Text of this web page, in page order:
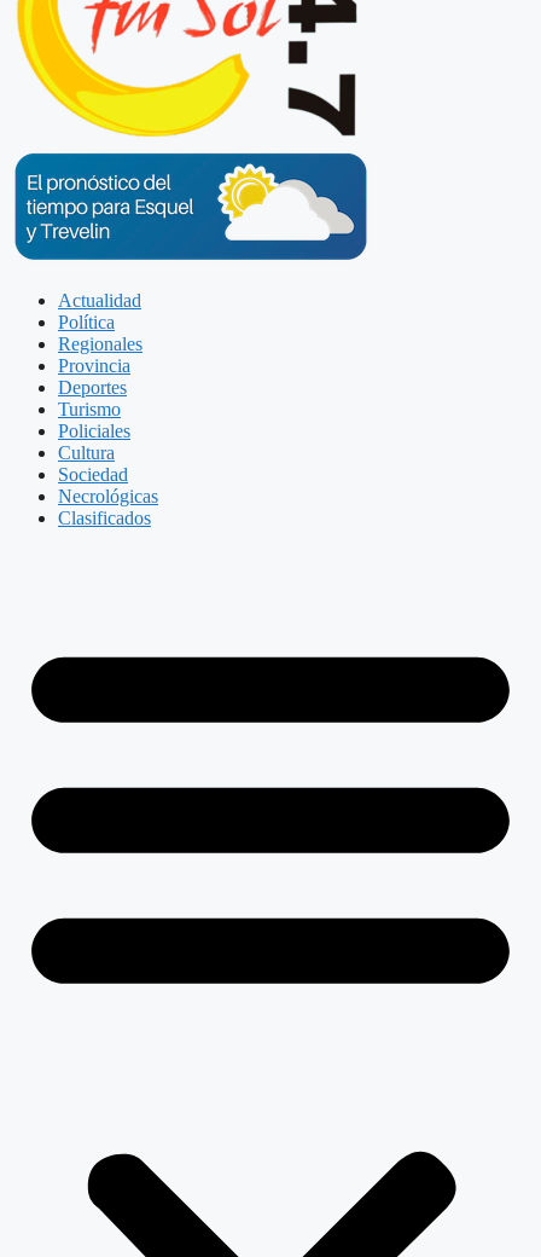
Actualidad
Política
Regionales
Provincia
Deportes
Turismo
Policiales
Cultura
Sociedad
Necrológicas
Clasificados